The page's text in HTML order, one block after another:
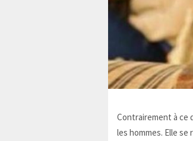
Contrairement à ce
les hommes. Elle se